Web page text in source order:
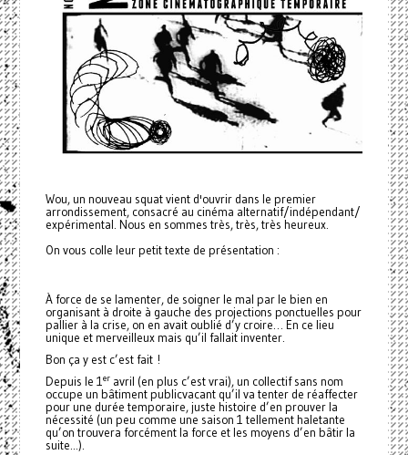
Wou, un nouveau squat vient d'ouvrir dans le premier
arrondissement, consacré au cinéma alternatif/indépendant/
expérimental. Nous en sommes très, très, très heureux.
On vous colle leur petit texte de présentation :
À force de se lamenter, de soigner le mal par le bien en
organisant à droite à gauche des projections ponctuelles pour
pallier à la crise, on en avait oublié d’y croire… En ce lieu
unique et merveilleux mais qu’il fallait inventer.
Bon ça y est c’est fait !
Depuis le 1eravril (en plus c’est vrai), un collectif sans nom
occupe un bâtiment publicvacant qu’il va tenter de réaffecter
pour une durée temporaire, juste histoire d’en prouver la
nécessité (un peu comme une saison 1 tellement haletante
qu’on trouvera forcément la force et les moyens d’en bâtir la
suite...).